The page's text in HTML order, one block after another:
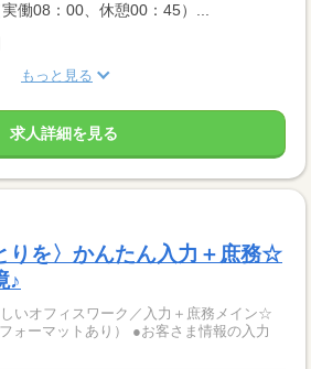
働08：00、休憩00：45）...
もっと見る
求人詳細を見る
りを〉かんたん入力＋庶務☆
♪
いオフィスワーク／入力＋庶務メイン☆
ォーマットあり） ●お客さま情報の入力